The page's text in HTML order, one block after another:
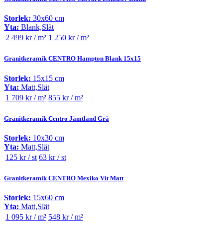
Storlek: 30x60 cm
Yta: Blank,Slät
2 499 kr / m² 1 250 kr / m²
Granitkeramik CENTRO Hampton Blank 15x15
Storlek: 15x15 cm
Yta: Matt,Slät
1 709 kr / m² 855 kr / m²
Granitkeramik Centro Jämtland Grå
Storlek: 10x30 cm
Yta: Matt,Slät
125 kr / st 63 kr / st
Granitkeramik CENTRO Mexiko Vit Matt
Storlek: 15x60 cm
Yta: Matt,Slät
1 095 kr / m² 548 kr / m²